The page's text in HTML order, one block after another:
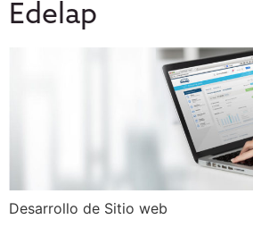
Edelap
Desarrollo de Sitio web